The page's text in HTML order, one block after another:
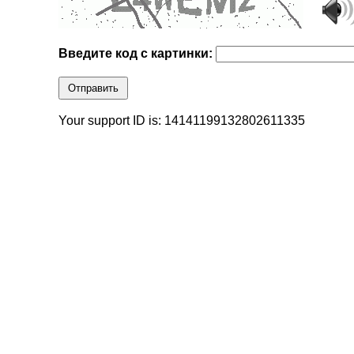
Введите код с картинки:
Отправить
Your support ID is: 14141199132802611335